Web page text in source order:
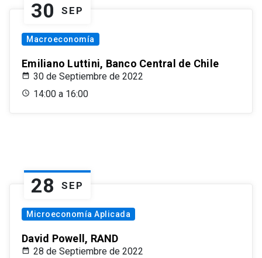
30 SEP
Macroeconomía
Emiliano Luttini, Banco Central de Chile
30 de Septiembre de 2022
14:00 a 16:00
28 SEP
Microeconomía Aplicada
David Powell, RAND
28 de Septiembre de 2022